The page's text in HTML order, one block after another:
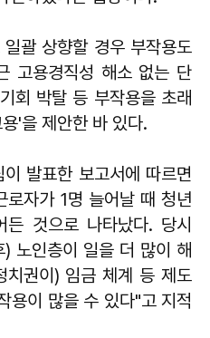
괄 상향할 경우 부작용도
고용경직성 해소 없는 단
회 박탈 등 부작용을 초래
'을 제안한 바 있다.
발표한 보고서에 따르면
로자가 1명 늘어날 때 청년
것으로 나타났다. 당시
노인층이 일을 더 많이 해
권이) 임금 체계 등 제도
용이 많을 수 있다"고 지적